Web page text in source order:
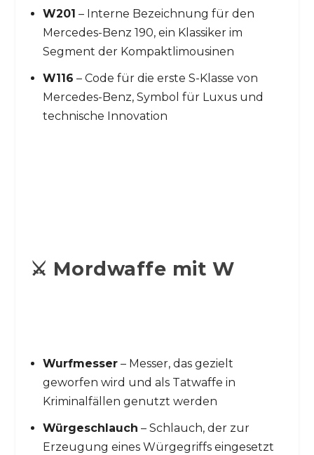
W201 – Interne Bezeichnung für den
Mercedes-Benz 190, ein Klassiker im
Segment der Kompaktlimousinen
W116 – Code für die erste S-Klasse von
Mercedes-Benz, Symbol für Luxus und
technische Innovation
⚔️ Mordwaffe mit W
Wurfmesser– Messer, das gezielt
geworfen wird und als Tatwaffe in
Kriminalfällen genutzt werden
Würgeschlauch – Schlauch, der zur
Erzeugung eines Würgegriffs eingesetzt